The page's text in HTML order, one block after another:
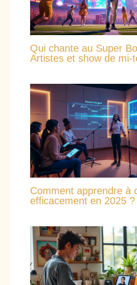
Qui chante au Super
Artistes et show de mi-
Comment apprendre à
efficacement en 2025 ?